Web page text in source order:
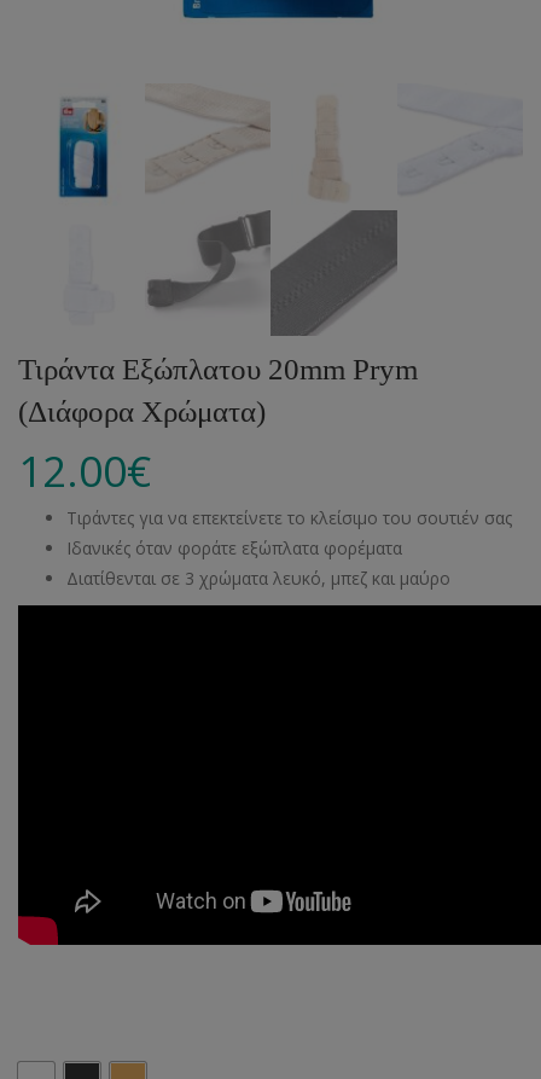
Τιράντα Εξώπλατου 20mm Prym
(Διάφορα Χρώματα)
12.00€
Τιράντες για να επεκτείνετε το κλείσιμο του σουτιέν σας
Ιδανικές όταν φοράτε εξώπλατα φορέματα
Διατίθενται σε 3 χρώματα λευκό, μπεζ και μαύρο